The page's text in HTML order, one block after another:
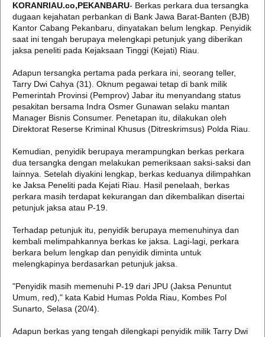
KORANRIAU.co,PEKANBARU- Berkas perkara dua tersangka
dugaan kejahatan perbankan di Bank Jawa Barat-Banten (BJB)
Kantor Cabang Pekanbaru, dinyatakan belum lengkap. Penyidik
saat ini tengah berupaya melengkapi petunjuk yang diberikan
jaksa peneliti pada Kejaksaan Tinggi (Kejati) Riau.
Adapun tersangka pertama pada perkara ini, seorang teller,
Tarry Dwi Cahya (31). Oknum pegawai tetap di bank milik
Pemerintah Provinsi (Pemprov) Jabar itu menyandang status
pesakitan bersama Indra Osmer Gunawan selaku mantan
Manager Bisnis Consumer. Penetapan itu, dilakukan oleh
Direktorat Reserse Kriminal Khusus (Ditreskrimsus) Polda Riau.
Kemudian, penyidik berupaya merampungkan berkas perkara
dua tersangka dengan melakukan pemeriksaan saksi-saksi dan
lainnya. Setelah diyakini lengkap, berkas keduanya dilimpahkan
ke Jaksa Peneliti pada Kejati Riau. Hasil penelaah, berkas
perkara masih terdapat kekurangan dan dikembalikan disertai
petunjuk jaksa atau P-19.
Terhadap petunjuk itu, penyidik berupaya memenuhinya dan
kembali melimpahkannya berkas ke jaksa. Lagi-lagi, perkara
berkara belum lengkap dan penyidik diminta untuk
melengkapinya berdasarkan petunjuk jaksa.
"Penyidik masih memenuhi P-19 dari JPU (Jaksa Penuntut
Umum, red)," kata Kabid Humas Polda Riau, Kombes Pol
Sunarto, Selasa (20/4).
Adapun berkas yang tengah dilengkapi penyidik milik Tarry Dwi